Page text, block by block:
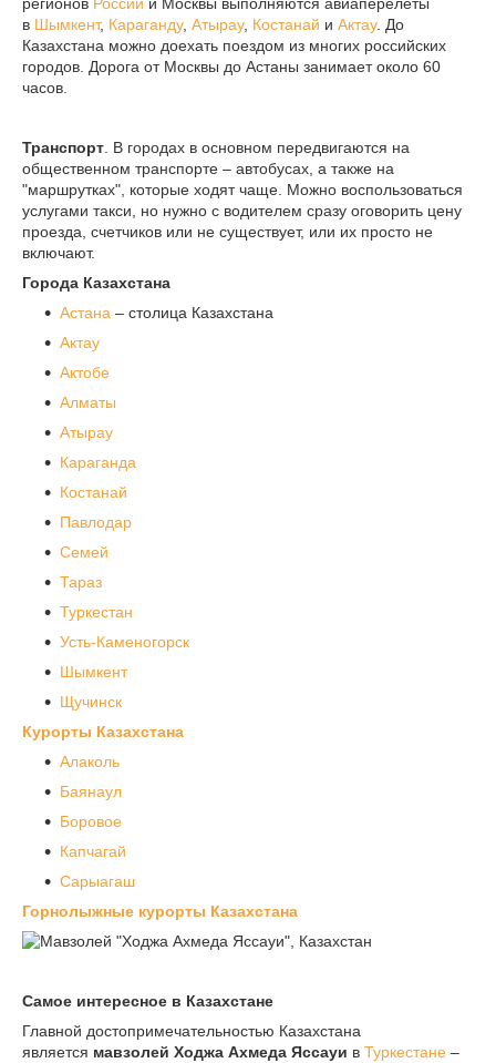
в Шымкент, Караганду, Атырау, Костанай и Актау. До
Казахстана можно доехать поездом из многих российских
городов. Дорога от Москвы до Астаны занимает около 60
часов.
Транспорт . В городах в основном передвигаются на
общественном транспорте – автобусах, а также на
"маршрутках", которые ходят чаще. Можно воспользоваться
услугами такси, но нужно с водителем сразу оговорить цену
проезда, счетчиков или не существует, или их просто не
включают.
Города Казахстана
Астана – столица Казахстана
Актау
Актобе
Алматы
Атырау
Караганда
Костанай
Павлодар
Семей
Тараз
Туркестан
Усть-Каменогорск
Шымкент
Щучинск
Курорты Казахстана
Алаколь
Баянаул
Боровое
Капчагай
Сарыагаш
Горнолыжные курорты Казахстана
Самое интересное в Казахстане
Главной достопримечательностью Казахстана
является мавзолей Ходжа Ахмеда Яссауи в Туркестане –